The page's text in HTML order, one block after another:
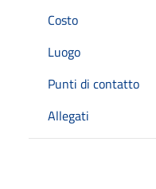
Costo
Luogo
Punti di contatto
Allegati